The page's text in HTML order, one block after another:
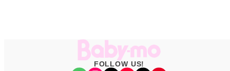
FOLLOW US!